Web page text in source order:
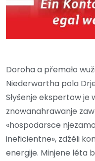
Doroha a přemało
Niederwartha pola
Słyšenje ekspertow je
znowanahrawanje
«hospodarsce
ineficientne», zdźěli
energije. Minjene lěta